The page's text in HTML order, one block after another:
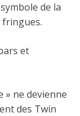
de la
fringues.
et
» ne devienne
des Twin